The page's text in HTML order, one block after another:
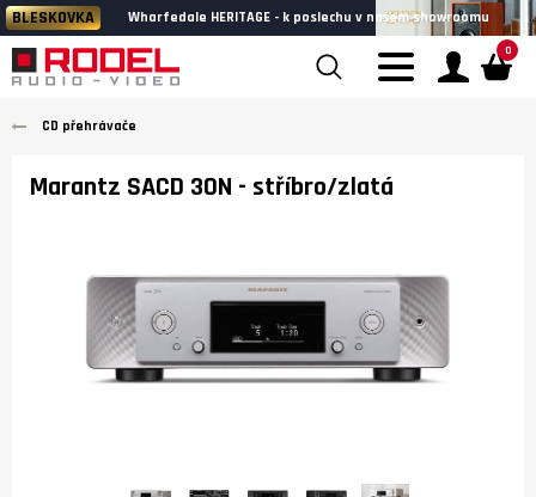
BLESKOVKA Wharfedale HERITAGE - k poslechu v našem showroomu
0
CD přehrávače
Marantz SACD 30N - stříbro/zlatá